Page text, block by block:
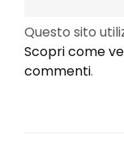
Questo sito
Scopri come
commenti.